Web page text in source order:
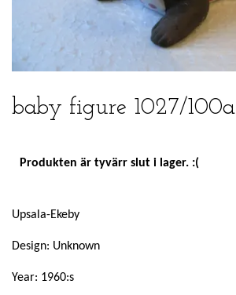
baby figure 1027/100a
Produkten är tyvärr slut i lager. :(
Upsala-Ekeby
Design: Unknown
Year: 1960:s